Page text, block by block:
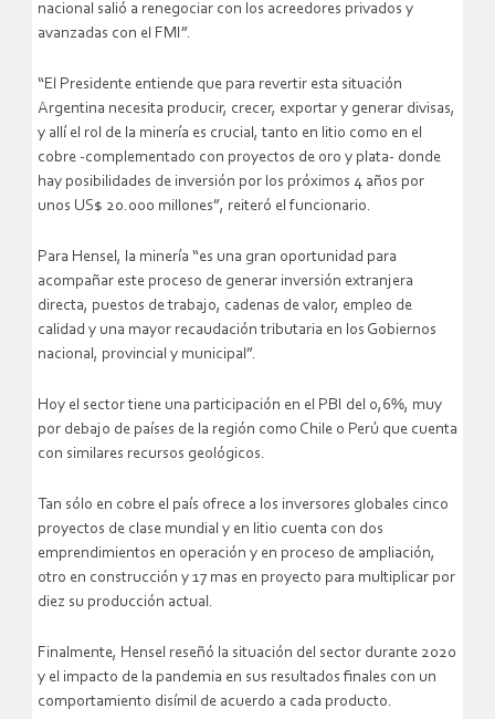
nacional salió a renegociar con los acreedores privados y
avanzadas con el FMI”.
“El Presidente entiende que para revertir esta situación
Argentina necesita producir, crecer, exportar y generar divisas,
y allí el rol de la minería es crucial, tanto en litio como en el
cobre -complementado con proyectos de oro y plata- donde
hay posibilidades de inversión por los próximos 4 años por
unos US$ 20.000 millones”, reiteró el funcionario.
Para Hensel, la minería “es una gran oportunidad para
acompañar este proceso de generar inversión extranjera
directa, puestos de trabajo, cadenas de valor, empleo de
calidad y una mayor recaudación tributaria en los Gobiernos
nacional, provincial y municipal”.
Hoy el sector tiene una participación en el PBI del 0,6%, muy
por debajo de países de la región como Chile o Perú que cuenta
con similares recursos geológicos.
Tan sólo en cobre el país ofrece a los inversores globales cinco
proyectos de clase mundial y en litio cuenta con dos
emprendimientos en operación y en proceso de ampliación,
otro en construcción y 17 mas en proyecto para multiplicar por
diez su producción actual.
Finalmente, Hensel reseñó la situación del sector durante 2020
y el impacto de la pandemia en sus resultados finales con un
comportamiento disímil de acuerdo a cada producto.